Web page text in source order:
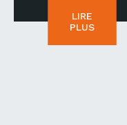
LIRE
PLUS